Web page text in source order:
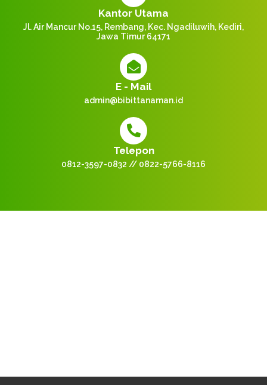
Kantor Utama
Jl. Air Mancur No.15, Rembang, Kec. Ngadiluwih, Kediri,
Jawa Timur 64171
E - Mail
admin@bibittanaman.id
Telepon
0812-3597-0832 // 0822-5766-8116